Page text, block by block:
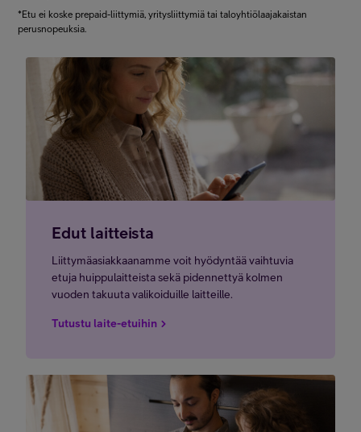
*Etu ei koske prepaid-liittymiä, yritysliittymiä tai taloyhtiölaajakaistan
perusnopeuksia.
Edut laitteista
Liittymäasiakkaanamme voit hyödyntää vaihtuvia
etuja huippulaitteista sekä pidennettyä kolmen
vuoden takuuta valikoiduille laitteille.
Tutustu laite-etuihin